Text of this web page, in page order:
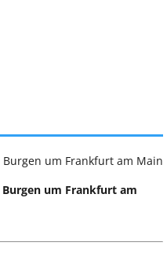
Burgen um Frankfurt am